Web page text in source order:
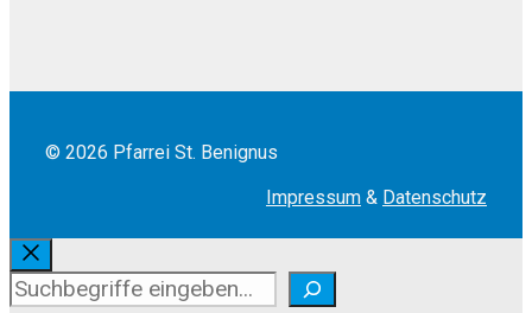
© 2026 Pfarrei St. Benignus
Impressum & Datenschutz
Schliessen
Suchen